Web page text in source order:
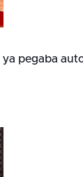
ya pegaba